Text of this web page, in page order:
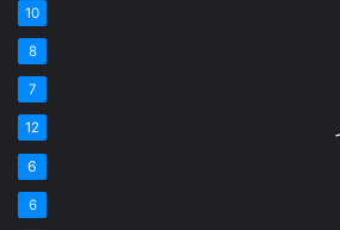
10
8
7
12
6
6